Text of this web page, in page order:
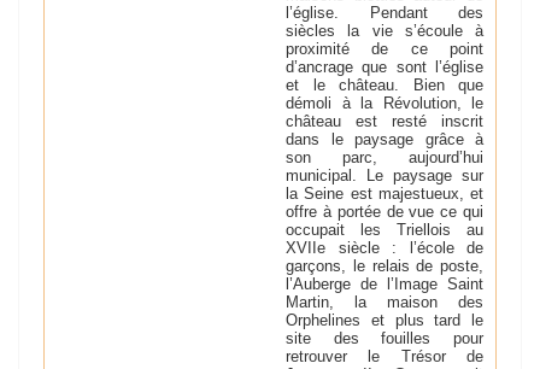
l’église. Pendant des
siècles la vie s’écoule à
proximité de ce point
d’ancrage que sont l’église
et le château. Bien que
démoli à la Révolution, le
château est resté inscrit
dans le paysage grâce à
son parc, aujourd’hui
municipal. Le paysage sur
la Seine est majestueux, et
offre à portée de vue ce qui
occupait les Triellois au
XVIIe siècle : l’école de
garçons, le relais de poste,
l’Auberge de l’Image Saint
Martin, la maison des
Orphelines et plus tard le
site des fouilles pour
retrouver le Trésor de